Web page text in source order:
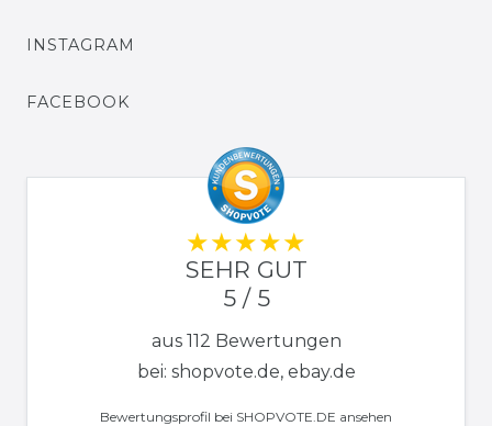
INSTAGRAM
FACEBOOK
SEHR GUT
5 / 5
aus 112 Bewertungen
bei: shopvote.de, ebay.de
Bewertungsprofil bei SHOPVOTE.DE ansehen